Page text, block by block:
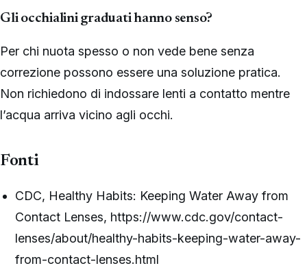
Gli occhialini graduati hanno senso?
Per chi nuota spesso o non vede bene senza
correzione possono essere una soluzione pratica.
Non richiedono di indossare lenti a contatto mentre
l’acqua arriva vicino agli occhi.
Fonti
CDC, Healthy Habits: Keeping Water Away from
Contact Lenses, https://www.cdc.gov/contact-
lenses/about/healthy-habits-keeping-water-away-
from-contact-lenses.html